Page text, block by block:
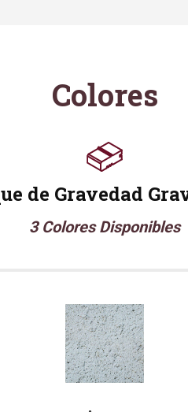
Colores
de Gravedad
3 Colores Disponibles